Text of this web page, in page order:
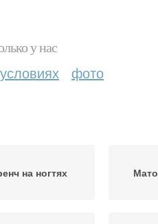
у нас
фото
на ногтях